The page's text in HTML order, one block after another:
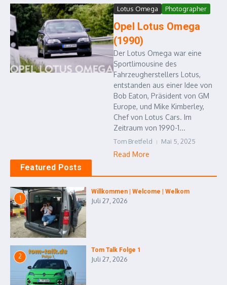
Lotus Omega Photographer
Opel Lotus Omega
(1990)
Der Lotus Omega war eine
Sportlimousine des
Fahrzeugherstellers Lotus,
entstanden aus einer Idee von
Bob Eaton, Präsident von GM
Europe, und Mike Kimberley,
Chef von Lotus Cars. Im
Zeitraum von 1990-1...
Tom Bretfeld Mai 5, 2025
Read More
Featured Posts
1
Willkommen | Welcome | Welkom
Juli 27, 2026
2
Tom Talk Folge 1
Juli 27, 2026